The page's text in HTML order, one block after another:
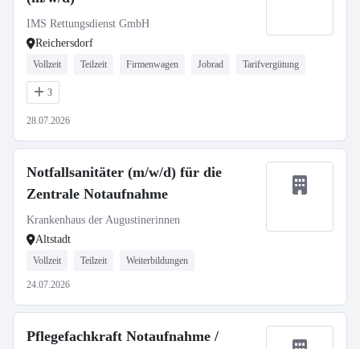
IMS Rettungsdienst GmbH
Reichersdorf
Vollzeit Teilzeit Firmenwagen Jobrad Tarifvergütung
3
28.07.2026
Notfallsanitäter (m/w/d) für die
Zentrale Notaufnahme
Krankenhaus der Augustinerinnen
Altstadt
Vollzeit Teilzeit Weiterbildungen
24.07.2026
Pflegefachkraft Notaufnahme /